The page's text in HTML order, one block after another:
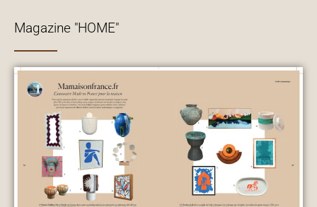
Magazine "HOME"